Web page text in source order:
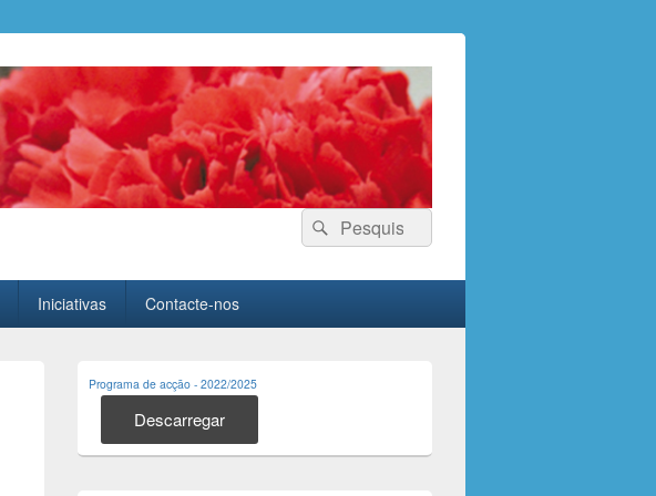
Search
for:
Search
Iniciativas Contacte-nos
Sidebar
Programa de acção - 2022/2025
Descarregar